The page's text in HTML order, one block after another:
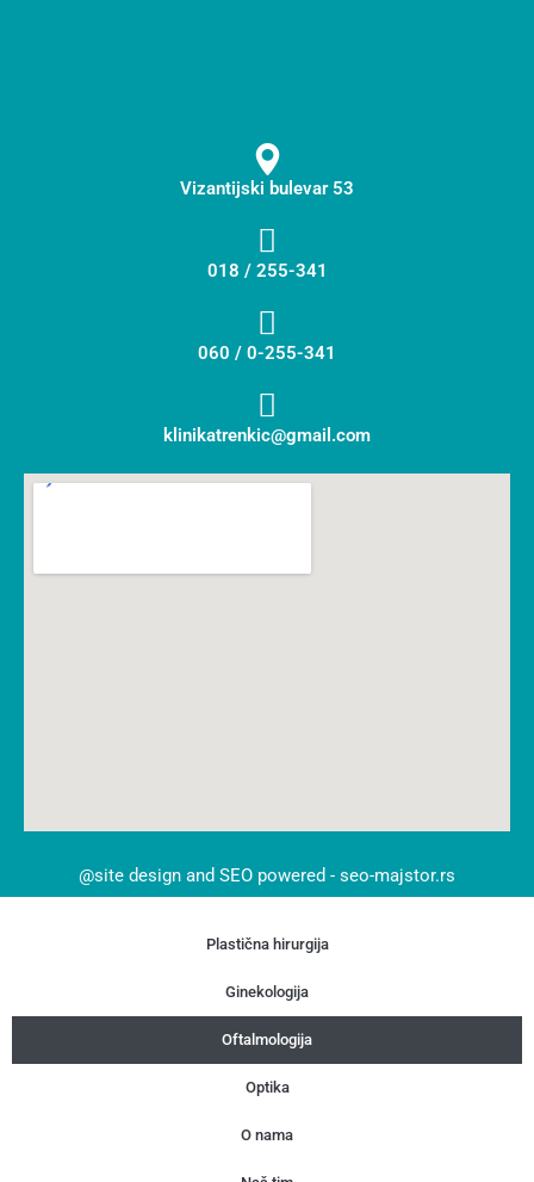
Vizantijski bulevar 53
018 / 255-341
060 / 0-255-341
klinikatrenkic@gmail.com
@site design and SEO powered - seo-majstor.rs
Plastična hirurgija
Ginekologija
Oftalmologija
Optika
O nama